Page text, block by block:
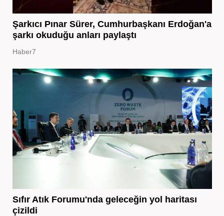
Şarkıcı Pınar Sürer, Cumhurbaşkanı Erdoğan'a
şarkı okuduğu anları paylaştı
Haber7
Sıfır Atık Forumu'nda geleceğin yol haritası
çizildi